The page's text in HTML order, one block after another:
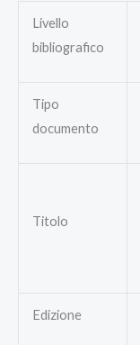
Livello
bibliografico
Tipo
documento
Titolo
Edizione